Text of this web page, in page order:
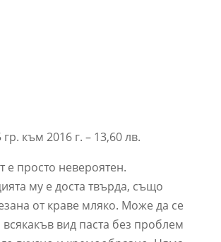
към 2016 г. – 13,60 лв.
е просто невероятен.
му е доста твърда, също
от краве мляко. Може да се
вид паста без проблем